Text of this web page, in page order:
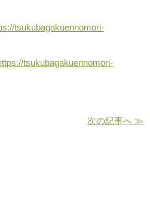
tsukubagakuennomori-
tsukubagakuennomori-
次の記事へ ≫